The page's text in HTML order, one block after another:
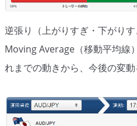
ステマに注意！
２ちゃんまとめ風の詐欺サイト
用語集
逆張り（上がりすぎ・下がりす
Moving Average（移動平均線
れまでの動きから、今後の変動